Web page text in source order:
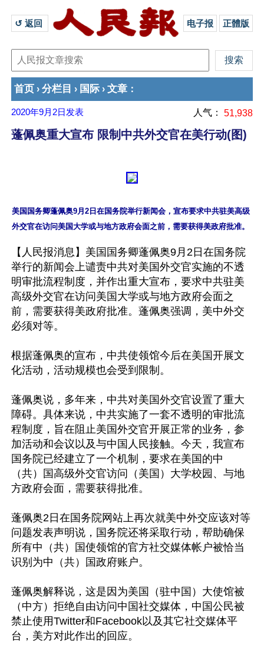
↺ 返回 电子报 正體版
首页 › 分栏目 › 国际 › 文章 ：
2020年9月2日 发表 人气： 51,938
蓬佩奥重大宣布 限制中共外交官在美行动(图)
美国国务卿蓬佩奥9月2日在国务院举行新闻会，宣布要求中共驻美高级
【人民报消息】美国国务卿蓬佩奥9月2日在国务院
举行的新闻会上谴责中共对美国外交官实施的不透
明审批流程制度，并作出重大宣布，要求中共驻美
高级外交官在访问美国大学或与地方政府会面之
前，需要获得美政府批准。蓬佩奥强调，美中外交
必须对等。
根据蓬佩奥的宣布，中共使领馆今后在美国开展文
化活动，活动规模也会受到限制。
蓬佩奥说，多年来，中共对美国外交官设置了重大
障碍。具体来说，中共实施了一套不透明的审批流
程制度，旨在阻止美国外交官开展正常的业务，参
加活动和会议以及与中国人民接触。今天，我宣布
国务院已经建立了一个机制，要求在美国的中
（共）国高级外交官访问（美国）大学校园、与地
方政府会面，需要获得批准。
蓬佩奥2日在国务院网站上再次就美中外交应该对等
问题发表声明说，国务院还将采取行动，帮助确保
所有中（共）国使领馆的官方社交媒体帐户被恰当
识别为中（共）国政府账户。
蓬佩奥解释说，这是因为美国（驻中国）大使馆被
（中方）拒绝自由访问中国社交媒体，中国公民被
禁止使用Twitter和Facebook以及其它社交媒体平
台，美方对此作出的回应。